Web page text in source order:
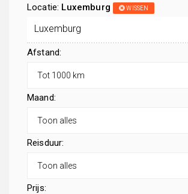
Locatie: Luxemburg WISSEN
Afstand:
Maand:
Reisduur:
Prijs: